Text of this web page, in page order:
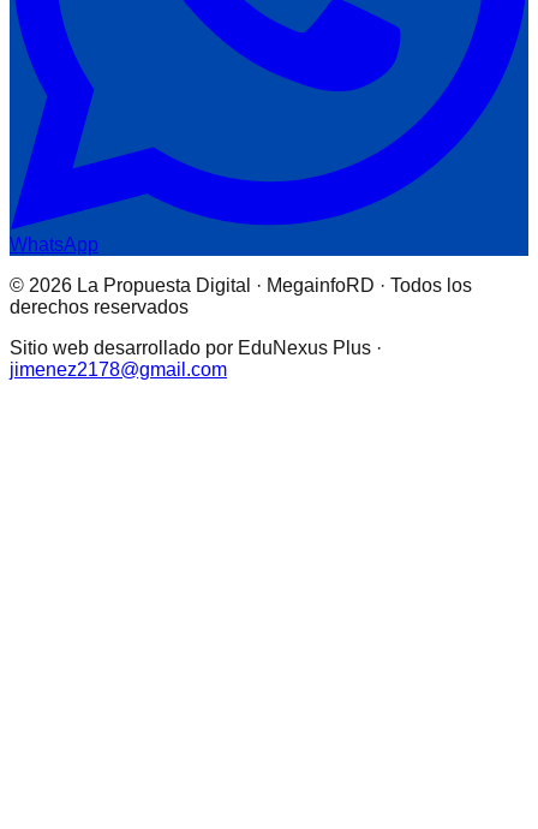
WhatsApp
© 2026 La Propuesta Digital · MegainfoRD · Todos los
derechos reservados
Sitio web desarrollado por EduNexus Plus ·
jimenez2178@gmail.com